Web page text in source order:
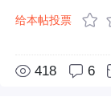
给本帖投票
418 6